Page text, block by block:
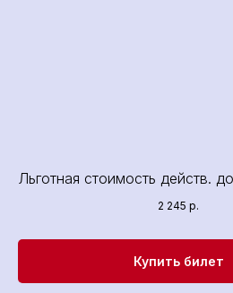
Льготная стоимость действ.
2 245 р.
Купить билет